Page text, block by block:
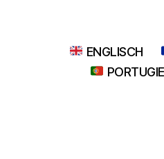
ENGLISCH